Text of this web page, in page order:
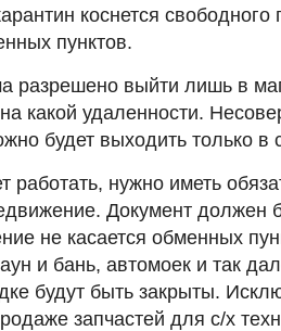
коснется
пунктов.
разрешено выйти лишь в
какой удаленности.
будет выходить только в
работать, нужно иметь
Документ должен
не касается обменных
и бань, автомоек и так
будут быть закрыты.
запчастей для с/х